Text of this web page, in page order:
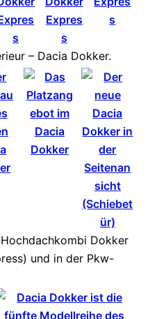
– Dacia Dokker.
Dokker
und in der Pkw-